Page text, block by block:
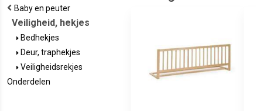
Baby en peuter
Veiligheid, hekjes
Bedhekjes
Deur, traphekjes
Veiligheidsrekjes
Onderdelen